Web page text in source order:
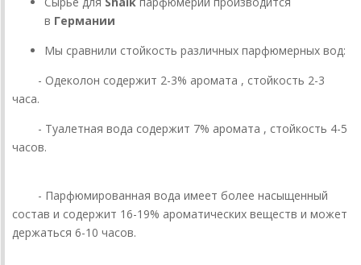
в Германии
Мы сравнили стойкость различных парфюмерных вод:
- Одеколон содержит 2-3% аромата , стойкость 2-3
часа.
- Туалетная вода содержит 7% аромата , стойкость 4-5
часов.
- Парфюмированная вода имеет более насыщенный
состав и содержит 16-19% ароматических веществ и может
держаться 6-10 часов.